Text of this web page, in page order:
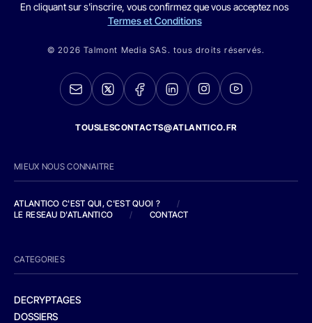
En cliquant sur s'inscrire, vous confirmez que vous acceptez nos
Termes et Conditions
© 2026 Talmont Media SAS. tous droits réservés.
TOUSLESCONTACTS@ATLANTICO.FR
MIEUX NOUS CONNAITRE
ATLANTICO C'EST QUI, C'EST QUOI ?
/
LE RESEAU D'ATLANTICO
/ CONTACT
CATEGORIES
DECRYPTAGES
DOSSIERS